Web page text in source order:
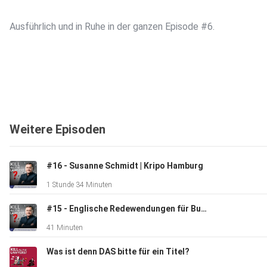
Ausführlich und in Ruhe in der ganzen Episode #6.
Weitere Episoden
#16 - Susanne Schmidt | Kripo Hamburg
1 Stunde 34 Minuten
#15 - Englische Redewendungen für Business & Law
41 Minuten
Was ist denn DAS bitte für ein Titel?